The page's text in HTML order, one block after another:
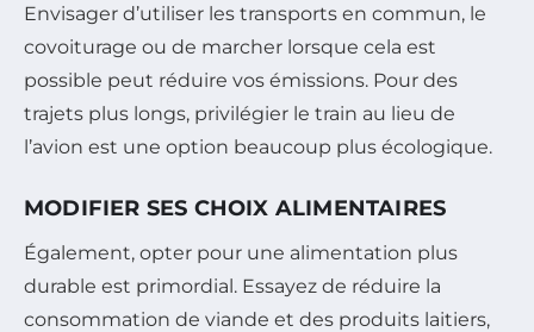
Envisager d’utiliser les transports en commun, le
covoiturage ou de marcher lorsque cela est
possible peut réduire vos émissions. Pour des
trajets plus longs, privilégier le train au lieu de
l’avion est une option beaucoup plus écologique.
MODIFIER SES CHOIX ALIMENTAIRES
Également, opter pour une alimentation plus
durable est primordial. Essayez de réduire la
consommation de viande et des produits laitiers,